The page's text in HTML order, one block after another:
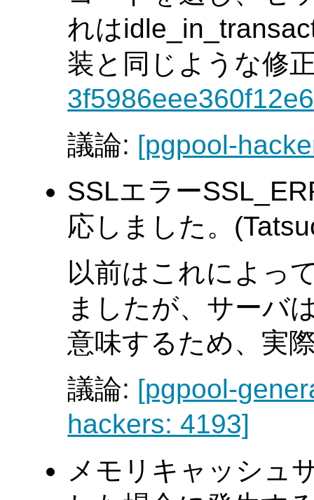
れは
装と同じような修
議論: [pgpool-
SSLエラー
応しました。
以前はこれによっ
ましたが、サーバ
意味するため、実
議論: [pgpool-
hackers: 4193]
メモリキャッシュ